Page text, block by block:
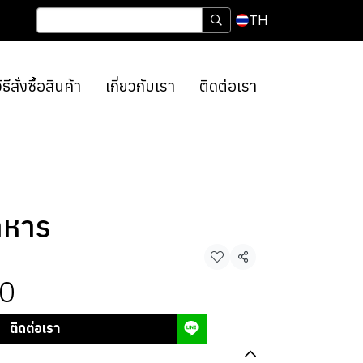
TH
สั่งซื้อสินค้า เกี่ยวกับเรา ติดต่อเรา
าร
แชร์
ติดต่อเรา